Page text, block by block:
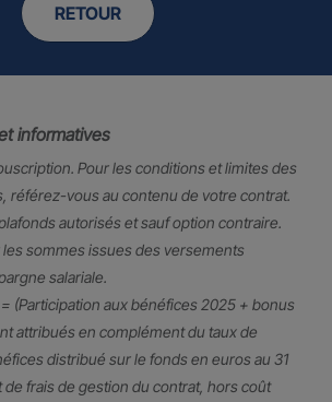
RETOUR
informatives
Pour les conditions et limites des
référez-vous au contenu de votre contrat.
autorisés et sauf option contraire.
sommes issues des versements
salariale.
(Participation aux bénéfices 2025 + bonus
attribués en complément du taux de
distribué sur le fonds en euros au 31
frais de gestion du contrat, hors coût